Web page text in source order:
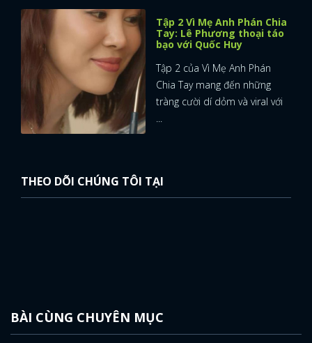
Tập 2 Vì Mẹ Anh Phán Chia
Tay: Lê Phương thoại táo
bạo với Quốc Huy
Tập 2 của Vì Mẹ Anh Phán
Chia Tay mang đến những
tràng cười dí dỏm và viral với
...
THEO DÕI CHÚNG TÔI TẠI
BÀI CÙNG CHUYÊN MỤC